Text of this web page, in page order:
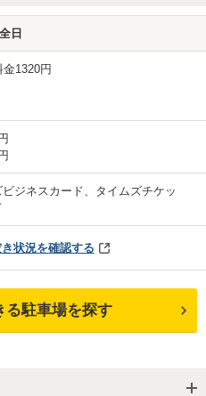
全日
1320円
ジネスカード、タイムズチケッ
状況を確認する
る駐車場を探す